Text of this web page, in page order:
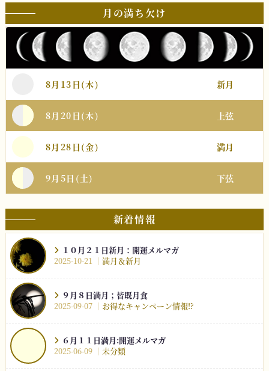
月の満ち欠け
8月13日(木) 新月
8月20日(木) 上弦
8月28日(金) 満月
9月5日(土) 下弦
新着情報
１０月２１日新月：開運メルマガ
2025-10-21
満月＆新月
９月８日満月；皆既月食
2025-09-07
お得なキャンペーン情報⁉︎
６月１１日満月:開運メルマガ
2025-06-09
未分類